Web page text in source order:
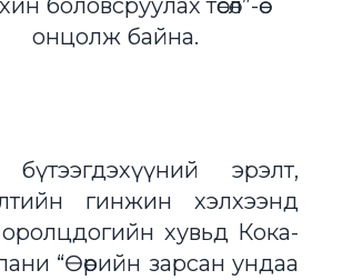
боловсруулах төсөл”-өө
онцолж байна.
эрэлт,
гинжин хэлхээнд
хувьд Кока-
“Өөрийн зарсан ундаа